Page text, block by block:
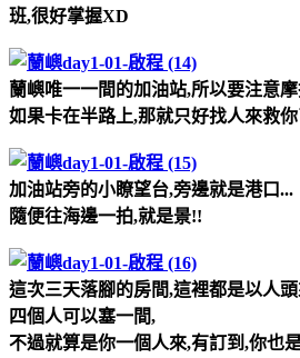
班,很好掌握XD
蘭嶼唯一一間的加油站,所以要注意
如果卡在半路上,那就只好找人來救
加油站旁的小瞭望台,旁邊就是港口...
隨便往海邊一拍,就是景!!
這次三天落腳的房間,這裡都是以人
四個人可以塞一間,
不過就算是你一個人來,有訂到,你也